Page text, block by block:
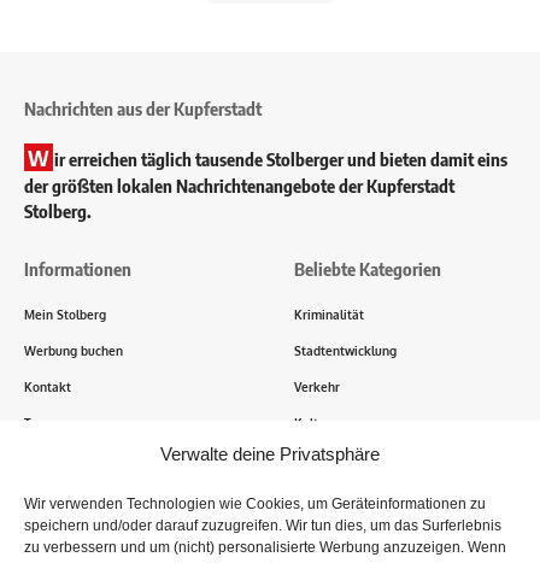
Verwalte deine Privatsphäre
Wir verwenden Technologien wie Cookies, um Geräteinformationen zu
speichern und/oder darauf zuzugreifen. Wir tun dies, um das Surferlebnis
zu verbessern und um (nicht) personalisierte Werbung anzuzeigen. Wenn
Nachrichten aus der Kupferstadt
W ir erreichen täglich tausende Stolberger und bieten damit eins
der größten lokalen Nachrichtenangebote der Kupferstadt
Stolberg.
Informationen
Mein Stolberg
Werbung buchen
Kontakt
Transparenz
Beliebte Kategorien
Kriminalität
Stadtentwicklung
Verkehr
Kultur
Tausende Stolberger sind bereits dabei! Du sendest uns